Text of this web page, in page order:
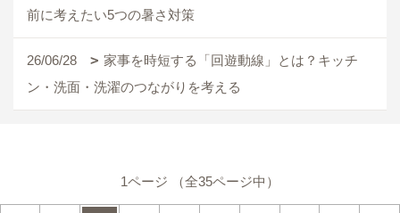
前に考えたい5つの暑さ対策
26/06/28
家事を時短する「回遊動線」とは？キッチ
ン・洗面・洗濯のつながりを考える
1ページ （全35ページ中）